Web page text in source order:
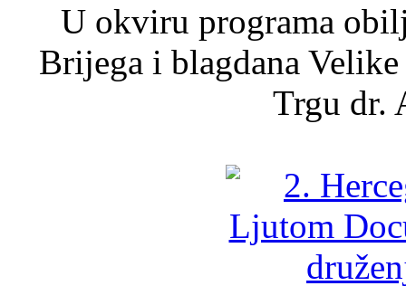
U okviru programa
Brijega i blagdana
Trgu dr.